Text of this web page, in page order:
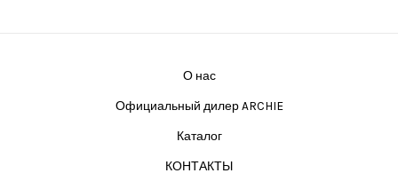
О нас
Официальный дилер ARCHIE
Каталог
КОНТАКТЫ